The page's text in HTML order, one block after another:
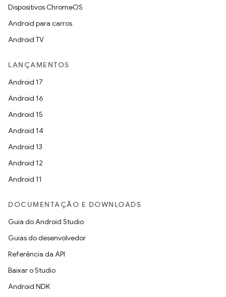
Dispositivos ChromeOS
Android para carros
Android TV
LANÇAMENTOS
Android 17
Android 16
Android 15
Android 14
Android 13
Android 12
Android 11
DOCUMENTAÇÃO E DOWNLOADS
Guia do Android Studio
Guias do desenvolvedor
Referência da API
Baixar o Studio
Android NDK